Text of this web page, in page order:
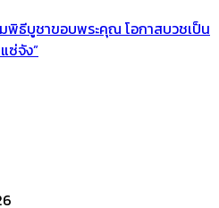
ธีบูชาขอบพระคุณ โอกาสบวชเป็น
ซ่จัง”